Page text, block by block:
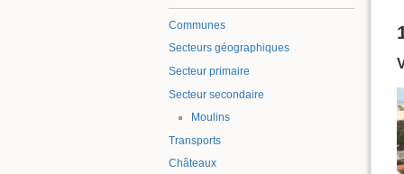
Communes
Secteurs géographiques
Secteur primaire
Secteur secondaire
Moulins
Transports
Châteaux